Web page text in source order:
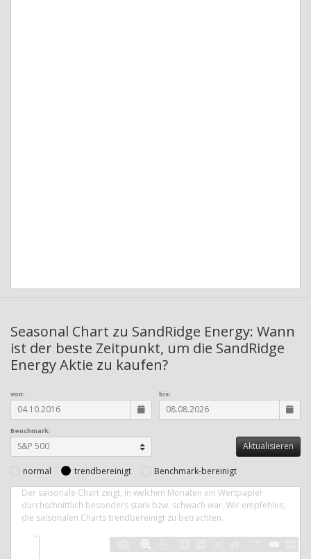
Seasonal Chart zu SandRidge Energy: Wann
ist der beste Zeitpunkt, um die SandRidge
Energy Aktie zu kaufen?
Benchmark:
von: bis:
normal trendbereinigt
Benchmark-bereinigt
Der saisonale Chart zeigt, in welchen Monaten ein Wertpapier
durchschnittlich besonders stark bzw. schwach war. Wir empfehlen,
die saisonalen Charts trendbereinigt zu betrachten.
4